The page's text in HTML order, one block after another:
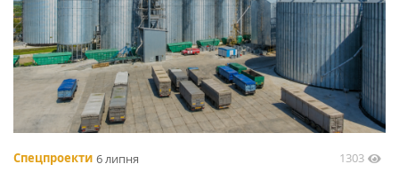
Спецпроекти 6 липня 1303